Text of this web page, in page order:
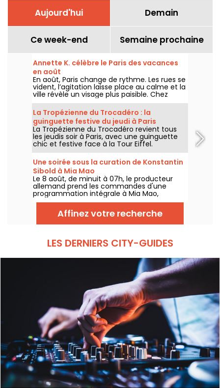
Aujourd'hui Demain
Ce week-end Semaine prochaine
Annette K. célèbre le Paris des vacances
en août
En août, Paris change de rythme. Les rues se
vident, l’agitation laisse place au calme et la
ville révèle un visage plus paisible. Chez
Annette K., on profite de cette parenthèse
unique pour prolonger l’esprit des vacances,
les pieds presque dans l’eau, avant le retour
à la rentrée.
La Tropézienne du Trocadéro : la
guinguette festive du jeudi à Paris
La Tropézienne du Trocadéro revient tous
les jeudis soir à Paris, avec une guinguette
chic et festive face à la Tour Eiffel.
Une soirée sous la curation de Konstantin
Sibold à Mia Mao
Le 8 août, de minuit à 07h, le producteur
allemand prend les commandes d'une
programmation intégrale à Mia Mao,
entouré de Hardt Antoine et EG, pour une
soirée qui traverse la house mélodique, la
techno et leurs zones frontières.
Affinez votre recherche
LES DERNIERS CITY-GUIDES